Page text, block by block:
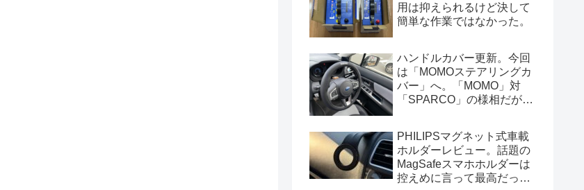
用は抑えられるけど決して
簡単な作業ではなかった。
ハンドルカバー更新。今回
は「MOMOステアリングカ
バー」へ。「MOMO」対
「SPARCO」の様相だが、
PHILIPSマグネット式車載
ホルダーレビュー。話題の
MagSafeスマホホルダーは
控えめに言って最高だっ